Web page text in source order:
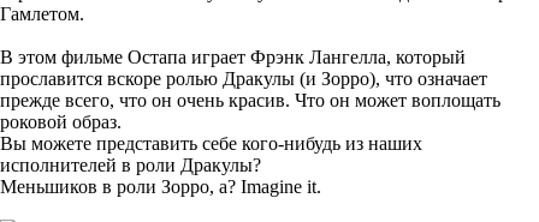
Гамлетом.
В этом фильме Остапа играет Фрэнк Лангелла, который
прославится вскоре ролью Дракулы (и Зорро), что означает
прежде всего, что он очень красив. Что он может воплощать
роковой образ.
Вы можете представить себе кого-нибудь из наших
исполнителей в роли Дракулы?
Меньшиков в роли Зорро, а? Imagine it.